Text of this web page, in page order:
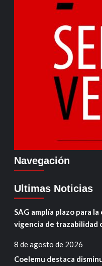
Navegación
Ultimas Noticias
SAG amplía plazo para
vigencia de trazabilidad
8 de agosto de 2026
Coelemu destaca